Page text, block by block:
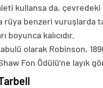
kullansa da, çevredeki
rüya benzeri vuruşlarda
boyunca kalıcıdır.
olarak Robinson,
Fon Ödülü’ne layık